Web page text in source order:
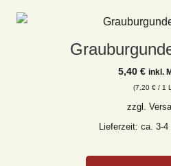
5,40 € inkl.
(7,20 € / 1
zzgl.
Lieferzeit: ca. 3-